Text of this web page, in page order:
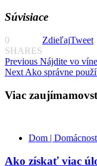
Súvisiace
0
SHARES
ZdieľajTweet
Continue
Reading
Previous Nájdite vo
Next Ako správne
Viac
Dom |
Ako získať viac